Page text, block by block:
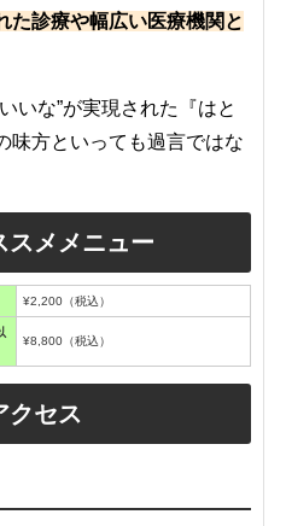
た診療や幅広い医療機関と
いな”が実現された『はと
味方といっても過言ではな
スメメニュー
¥2,200（税込）
¥8,800（税込）
クセス